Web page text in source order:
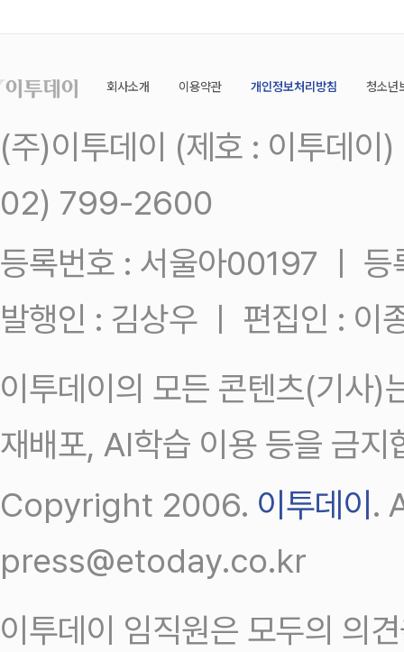
회사소개 이용약관 개인정보처리방침 청소년
(주)이투데이 (제호 : 이투데
02) 799-2600
등록번호 : 서울아00197 ㅣ
발행인 : 김상우 ㅣ 편집인 : 이
이투데이의 모든 콘텐츠(기사)
재배포, AI학습 이용 등을 금지
Copyright 2006. 이투데이.
press@etoday.co.kr
이투데이 임직원은 모두의 의